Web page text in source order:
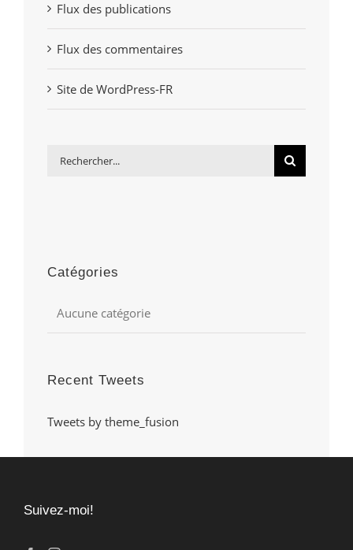
Flux des publications
Flux des commentaires
Site de WordPress-FR
Rechercher:
Catégories
Aucune catégorie
Recent Tweets
Tweets by theme_fusion
Suivez-moi!